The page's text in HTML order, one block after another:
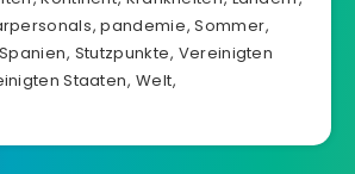
,pandemie,Sommer,
Spanien, Stutzpunkte, Vereinigten
Staaten, Welt,